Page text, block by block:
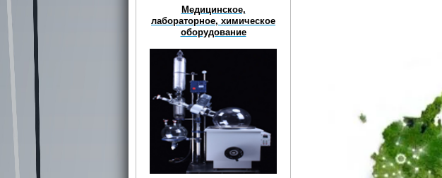
Медицинское,
лабораторное, химическое
оборудование